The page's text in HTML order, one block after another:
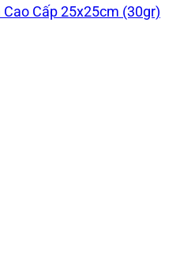
Cấp 25x25cm (30gr)